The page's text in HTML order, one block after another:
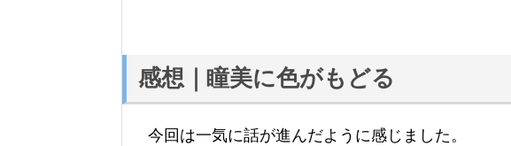
感想｜瞳美に色がもどる
今回は一気に話が進んだように感じました。